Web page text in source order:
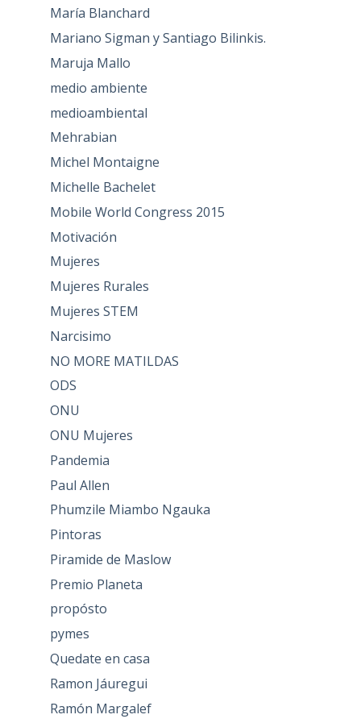
María Blanchard
Mariano Sigman y Santiago Bilinkis.
Maruja Mallo
medio ambiente
medioambiental
Mehrabian
Michel Montaigne
Michelle Bachelet
Mobile World Congress 2015
Motivación
Mujeres
Mujeres Rurales
Mujeres STEM
Narcisimo
NO MORE MATILDAS
ODS
ONU
ONU Mujeres
Pandemia
Paul Allen
Phumzile Miambo Ngauka
Pintoras
Piramide de Maslow
Premio Planeta
propósto
pymes
Quedate en casa
Ramon Jáuregui
Ramón Margalef